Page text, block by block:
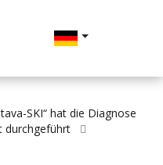
SKI“ hat die Diagnose
durchgeführt